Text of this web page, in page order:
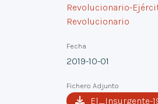
Revolucionario-
Revolucionario
Fecha
2019-10-01
Fichero Adjunto
El_Insurgente-